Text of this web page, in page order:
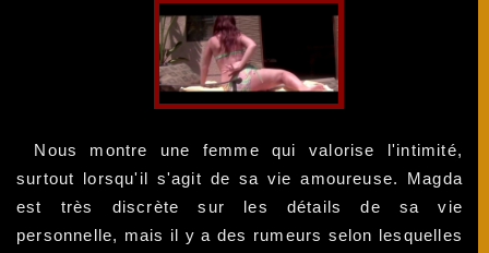
Nous montre une femme qui valorise l'intimité,
surtout lorsqu'il s'agit de sa vie amoureuse. Magda
est très discrète sur les détails de sa vie
personnelle, mais il y a des rumeurs selon lesquelles